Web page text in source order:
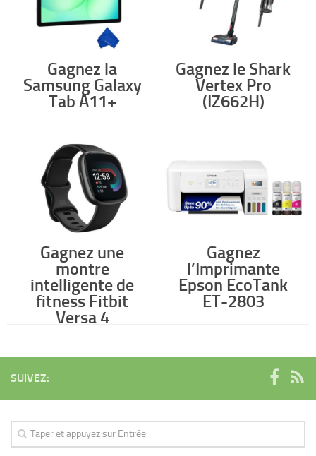
Gagnez la
Samsung Galaxy
Tab A11+
Gagnez le Shark
Vertex Pro
(IZ662H)
Gagnez une
montre
intelligente de
fitness Fitbit
Versa 4
Gagnez
l’Imprimante
Epson EcoTank
ET-2803
SUIVEZ: